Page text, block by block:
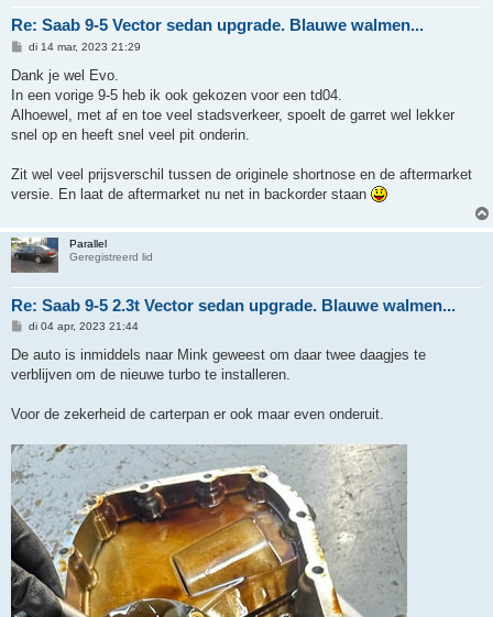
Re: Saab 9-5 Vector sedan upgrade. Blauwe walmen...
B
r
c
h
di 14 mar, 2023 21:29
Dank je wel Evo.
In een vorige 9-5 heb ik ook gekozen voor een td04.
Alhoewel, met af en toe veel stadsverkeer, spoelt de garret wel lekker
snel op en heeft snel veel pit onderin.
Zit wel veel prijsverschil tussen de originele shortnose en de aftermarket
versie. En laat de aftermarket nu net in backorder staan
Parallel
Geregistreerd lid
Re: Saab 9-5 2.3t Vector sedan upgrade. Blauwe walmen...
B
r
c
di 04 apr, 2023 21:44
De auto is inmiddels naar Mink geweest om daar twee daagjes te
verblijven om de nieuwe turbo te installeren.
Voor de zekerheid de carterpan er ook maar even onderuit.